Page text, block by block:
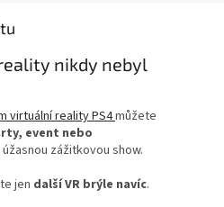
nikdy nebyl
virtuální reality PS4můžete
event nebo
úžasnou zážitkovou show.
jen další VR brýle navíc.